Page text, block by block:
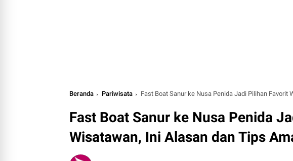
Beranda Pariwisata Fast Boat Sanur ke Nusa Penida Jadi Pilihan
Fast Boat Sanur ke Nusa Penida
Wisatawan, Ini Alasan dan Tips